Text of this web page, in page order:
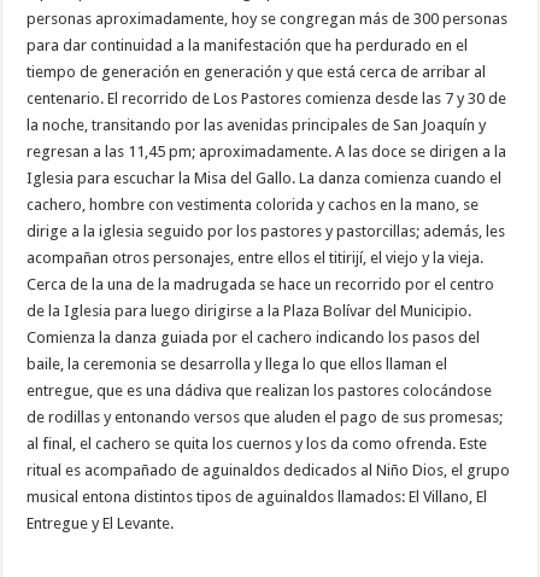
personas aproximadamente, hoy se congregan más de 300 personas
para dar continuidad a la manifestación que ha perdurado en el
tiempo de generación en generación y que está cerca de arribar al
centenario. El recorrido de Los Pastores comienza desde las 7 y 30 de
la noche, transitando por las avenidas principales de San Joaquín y
regresan a las 11,45 pm; aproximadamente. A las doce se dirigen a la
Iglesia para escuchar la Misa del Gallo. La danza comienza cuando el
cachero, hombre con vestimenta colorida y cachos en la mano, se
dirige a la iglesia seguido por los pastores y pastorcillas; además, les
acompañan otros personajes, entre ellos el titirijí, el viejo y la vieja.
Cerca de la una de la madrugada se hace un recorrido por el centro
de la Iglesia para luego dirigirse a la Plaza Bolívar del Municipio.
Comienza la danza guiada por el cachero indicando los pasos del
baile, la ceremonia se desarrolla y llega lo que ellos llaman el
entregue, que es una dádiva que realizan los pastores colocándose
de rodillas y entonando versos que aluden el pago de sus promesas;
al final, el cachero se quita los cuernos y los da como ofrenda. Este
ritual es acompañado de aguinaldos dedicados al Niño Dios, el grupo
musical entona distintos tipos de aguinaldos llamados: El Villano, El
Entregue y El Levante.